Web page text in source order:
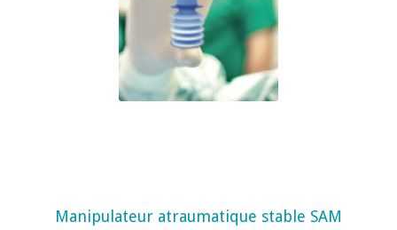
Manipulateur atraumatique stable SAM